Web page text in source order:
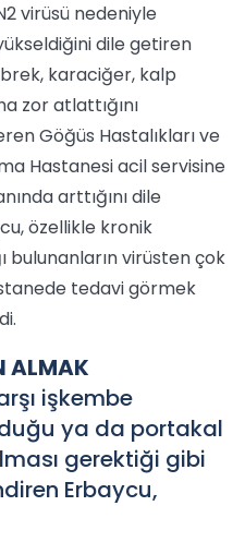
virüsü nedeniyle
dile getiren
karaciğer, kalp
zor atlattığını
Göğüs Hastalıkları ve
Hastanesi acil servisine
arttığını dile
özellikle kronik
bulunanların virüsten çok
tedavi görmek
ALMAK
işkembe
ya da portakal
gerektiği gibi
Erbaycu,